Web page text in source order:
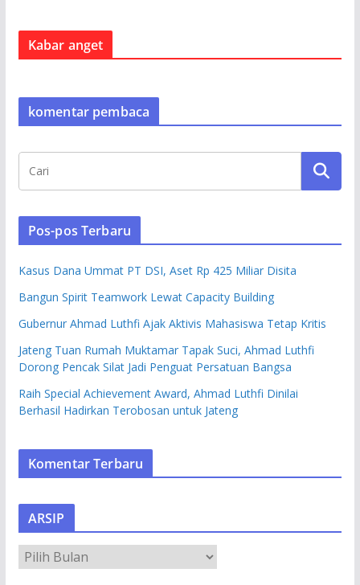
Kabar anget
komentar pembaca
Pos-pos Terbaru
Kasus Dana Ummat PT DSI, Aset Rp 425 Miliar Disita
Bangun Spirit Teamwork Lewat Capacity Building
Gubernur Ahmad Luthfi Ajak Aktivis Mahasiswa Tetap Kritis
Jateng Tuan Rumah Muktamar Tapak Suci, Ahmad Luthfi
Dorong Pencak Silat Jadi Penguat Persatuan Bangsa
Raih Special Achievement Award, Ahmad Luthfi Dinilai
Berhasil Hadirkan Terobosan untuk Jateng
Komentar Terbaru
ARSIP
R